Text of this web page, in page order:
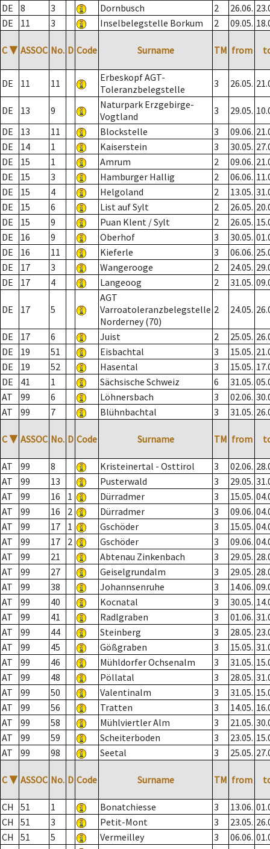
DE
8 3 Dornbusch 2 26.06.
DE
11 3 Inselbelegstelle Borkum 2 09.05.
C ▼ ASSOC No. D Code Surname TM from
DE 11 11
Erbeskopf AGT-
Toleranzbelegstelle
3 26.05.
DE 13 9
Naturpark Erzgebirge-
Vogtland
3 29.05.
DE
13 11 Blockstelle 3 09.06.
DE
14 1 Kaiserstein 3 30.05.
DE
15 1 Amrum 2 09.06.
DE
15 3 Hamburger Hallig 2 06.06.
DE
15 4 Helgoland 2 13.05.
DE
15 6 List auf Sylt 2 26.05.
DE
15 9 Puan Klent / Sylt 2 26.05.
DE
16 9 Oberhof 3 30.05.
DE
16 11 Kieferle 3 06.06.
DE
17 3 Wangerooge 2 24.05.
DE
17 4 Langeoog 2 31.05.
DE 17 5
AGT
Varroatoleranzbelegstelle
Norderney (70)
2 24.05.
DE 17 6 Juist 2 25.05.
DE
19 51 Eisbachtal 3 15.05.
DE
19 52 Hasental 3 15.05.
DE
41 1 Sächsische Schweiz 6 31.05.
AT
99 6 Löhnersbach 3 02.06.
AT
99 7 Blühnbachtal 3 31.05.
C ▼ ASSOC No. D Code Surname TM from
AT 99 8 Kristeinertal - Osttirol 3 02.06.
AT
99 13 Pusterwald 3 29.05.
AT
99 16 1 Dürradmer 3 15.05.
AT
99 16 2 Dürradmer 3 09.06.
AT
99 17 1 Gschöder 3 15.05.
AT
99 17 2 Gschöder 3 09.06.
AT
99 21 Abtenau Zinkenbach 3 29.05.
AT
99 27 Geiselgrundalm 3 29.05.
AT
99 38 Johannsenruhe 3 14.06.
AT
99 40 Kocnatal 3 30.05.
AT
99 41 Radlgraben 3 01.06.
AT
99 44 Steinberg 3 28.05.
AT
99 45 Gößgraben 3 15.05.
AT
99 46 Mühldorfer Ochsenalm 3 31.05.
AT
99 48 Pöllatal 3 28.05.
AT
99 50 Valentinalm 3 31.05.
AT
99 56 Tratten 3 14.05.
AT
99 58 Mühlviertler Alm 3 21.05.
AT
99 59 Scheiterboden 3 23.05.
AT
99 98 Seetal 3 25.05.
C ▼ ASSOC No. D Code Surname TM from
CH 51 1 Bonatchiesse 3 13.06.
CH
51 3 Petit-Mont 3 23.05.
CH
51 5 Vermeilley 3 06.06.